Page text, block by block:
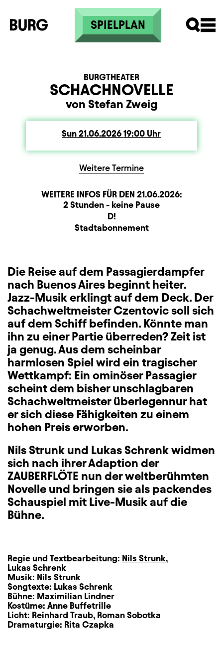
Skip to main content
SPIELPLAN
SCHACHNOVELLE
BURGTHEATER
von Stefan Zweig
Sun Sunday
21.06.202619:00 Uhr
Weitere Termine
WEITERE INFOS FÜR DEN 21.06.2026:
BeschreibungInformation
Dauer und Pausen2 Stunden - keine Pause
D!
ZusatzinformationStadtabonnement
Die Reise auf dem Passagierdampfer
nach Buenos Aires beginnt heiter.
Jazz-Musik erklingt auf dem Deck. Der
Schachweltmeister Czentovic soll sich
auf dem Schiff befinden. Könnte man
ihn zu einer Partie überreden? Zeit ist
ja genug. Aus dem scheinbar
harmlosen Spiel wird ein tragischer
Wettkampf: Ein ominöser Passagier
scheint dem bisher unschlagbaren
Schachweltmeister überlegennur hat
er sich diese Fähigkeiten zu einem
hohen Preis erworben.
Nils Strunk und Lukas Schrenk widmen
sich nach ihrer Adaption der
ZAUBERFLÖTE nun der weltberühmten
Novelle und bringen sie als packendes
Schauspiel mit Live-Musik auf die
Bühne.
Regie und Textbearbeitung: Nils Strunk,
Lukas Schrenk
Musik: Nils Strunk
Songtexte: Lukas Schrenk
Bühne: Maximilian Lindner
Kostüme: Anne Buffetrille
Licht: Reinhard Traub, Roman Sobotka
Dramaturgie: Rita Czapka